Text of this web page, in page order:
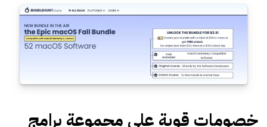
خصومات قوية على مجموعة برامج